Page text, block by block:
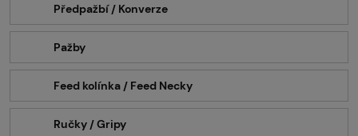
Předpažbí / Konverze
Pažby
Feed kolínka / Feed Necky
Ručky / Gripy